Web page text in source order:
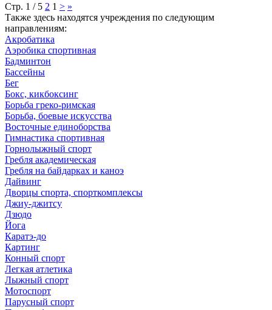
Стр. 1 / 5 2 1 > »
Также здесь находятся учреждения по следующим
направлениям:
Акробатика
Аэробика спортивная
Бадминтон
Бассейны
Бег
Бокс, кикбоксинг
Борьба греко-римская
Борьба, боевые искусства
Восточные единоборства
Гимнастика спортивная
Горнолыжный спорт
Гребля академическая
Гребля на байдарках и каноэ
Дайвинг
Дворцы спорта, спорткомплексы
Джиу-джитсу
Дзюдо
Йога
Каратэ-до
Картинг
Конный спорт
Легкая атлетика
Лыжный спорт
Мотоспорт
Парусный спорт